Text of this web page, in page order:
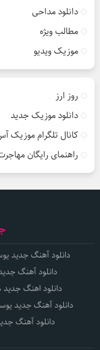
دانلود مداحی
مطالب ویژه
موزیک ویدیو
روز ارز
دانلود موزیک جدید
کانال تلگرام موزیک
راهنمای رایگان
دانلود آهنگ جدید
دانلود آهنگ
دانلود اهنگ
دانلود آهنگ جدید
دانلود آهنگ